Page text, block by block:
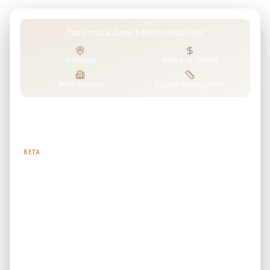
Təsvirinizə Daxil Edebilecekləriniz
Yerləşmə
BETA